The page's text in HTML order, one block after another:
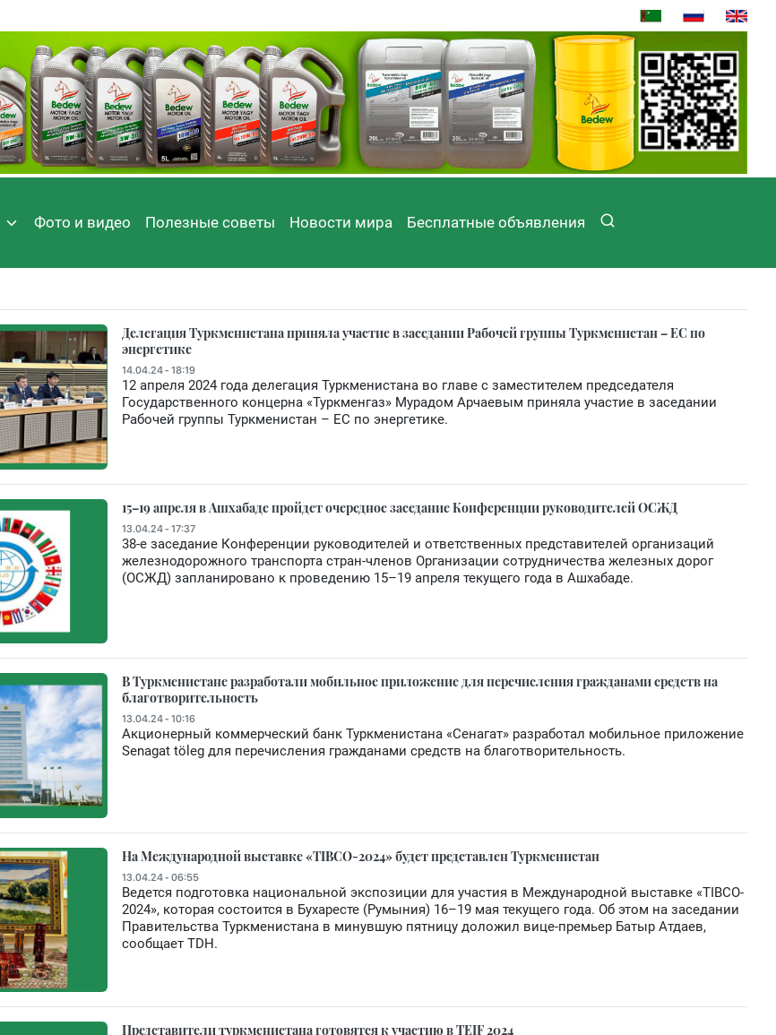
Фото и видео Полезные советы Новости мира Бесплатные объявления
Делегация Туркменистана приняла участие в заседании Рабочей группы Туркменистан – ЕС по
энергетике
14.04.24 - 18:19
12 апреля 2024 года делегация Туркменистана во главе с заместителем председателя
Государственного концерна «Туркменгаз» Мурадом Арчаевым приняла участие в заседании
Рабочей группы Туркменистан – ЕС по энергетике.
15–19 апреля в Ашхабаде пройдет очередное заседание Конференции руководителей ОСЖД
13.04.24 - 17:37
38-е заседание Конференции руководителей и ответственных представителей организаций
железнодорожного транспорта стран-членов Организации сотрудничества железных дорог
(ОСЖД) запланировано к проведению 15–19 апреля текущего года в Ашхабаде.
В Туркменистане разработали мобильное приложение для перечисления гражданами средств на
благотворительность
13.04.24 - 10:16
Акционерный коммерческий банк Туркменистана «Сенагат» разработал мобильное приложение
Senagat töleg для перечисления гражданами средств на благотворительность.
На Международной выставке «TIBCO-2024» будет представлен Туркменистан
13.04.24 - 06:55
Ведется подготовка национальной экспозиции для участия в Международной выставке «TIBCO-
2024», которая состоится в Бухаресте (Румыния) 16–19 мая текущего года. Об этом на заседании
Правительства Туркменистана в минувшую пятницу доложил вице-премьер Батыр Атдаев,
сообщает TDH.
Представители туркменистана готовятся к участию в TEIF 2024